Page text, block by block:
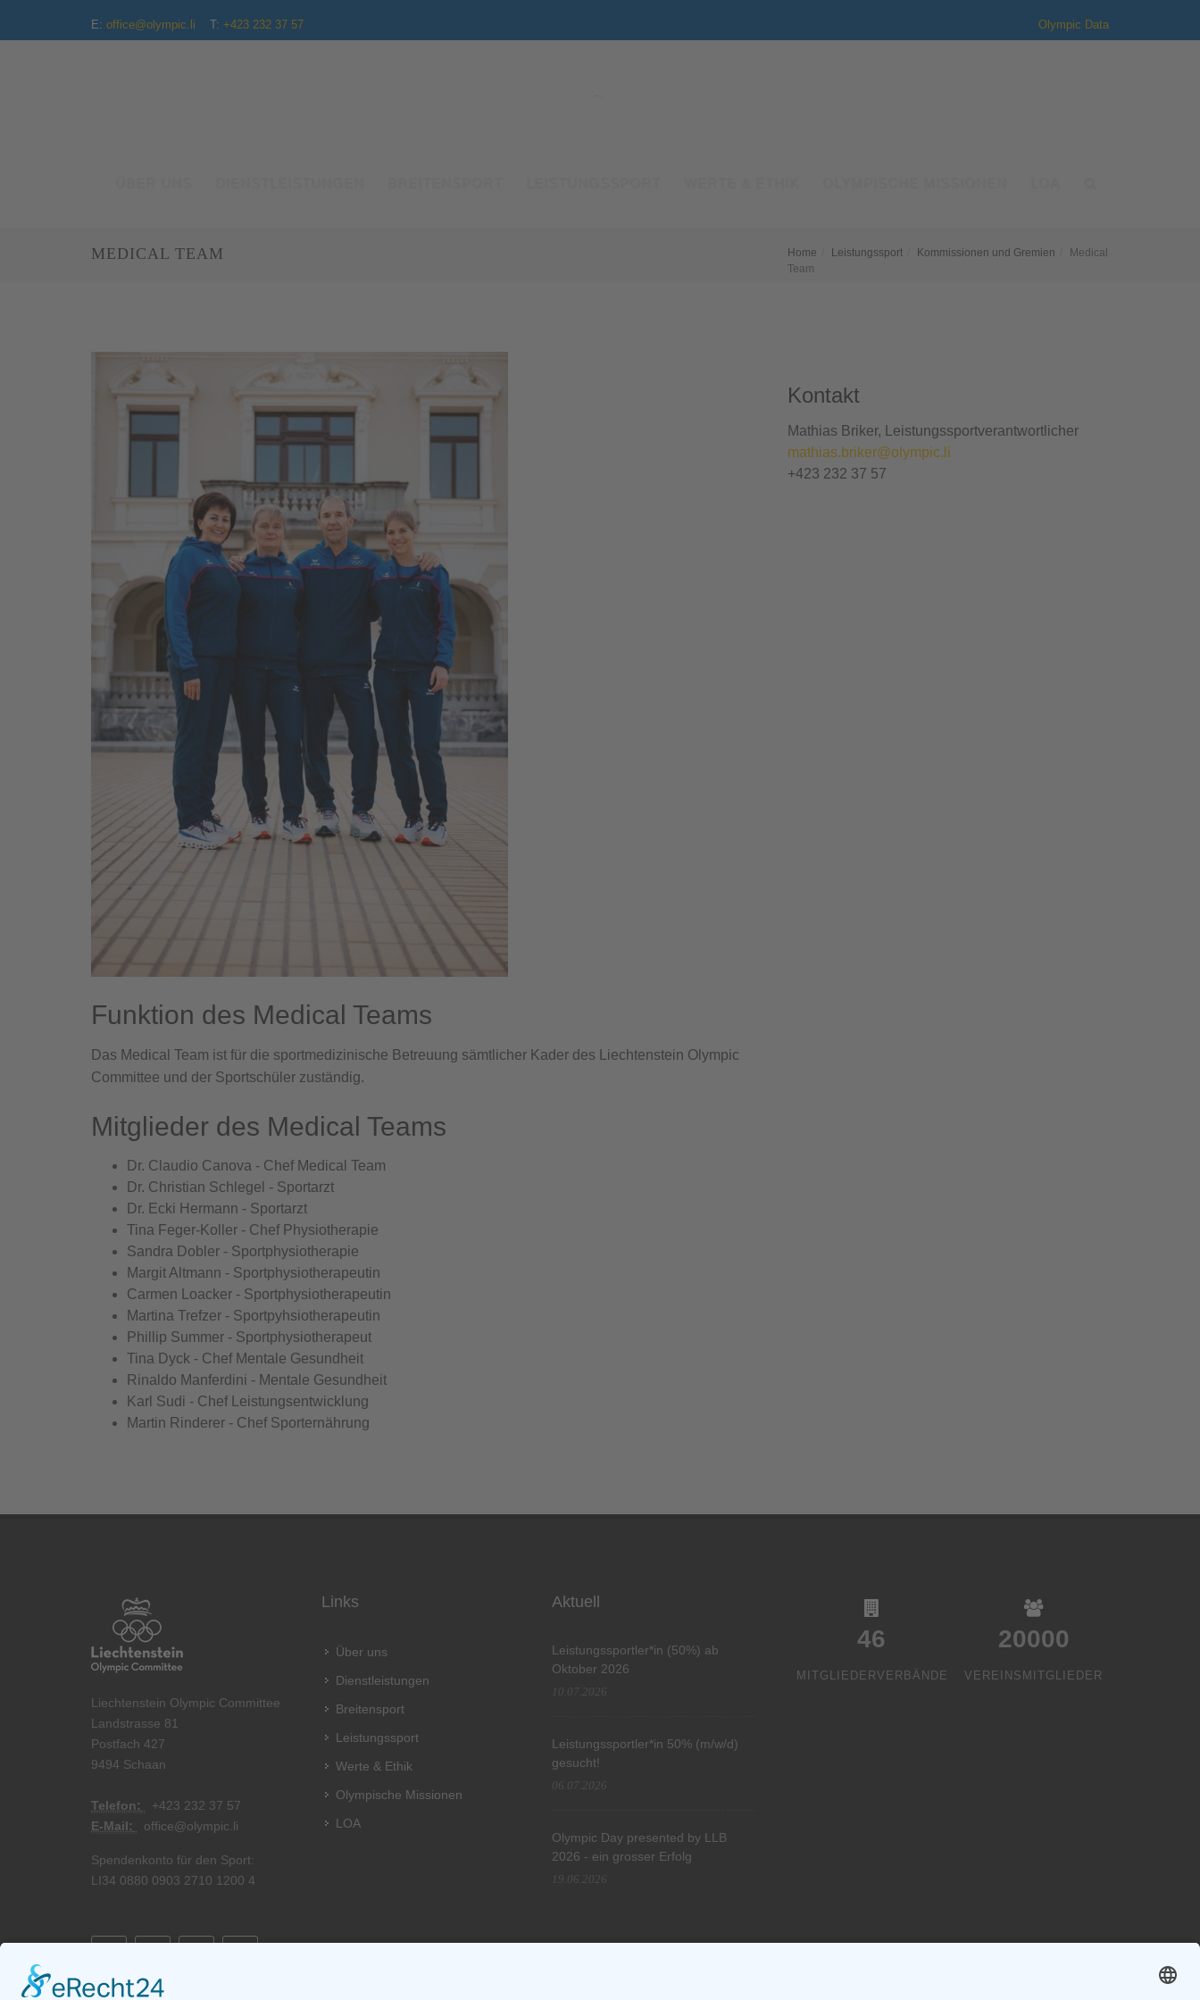
E: office@olympic.li T: +423 232 37 57 Olympic Data
MEDICAL TEAM Home Leistungssport Kommissionen und Gremien
Medical
Team
Funktion des Medical Teams
Das Medical Team ist für die sportmedizinische Betreuung sämtlicher Kader des Liechtenstein Olympic
Committee und der Sportschüler zuständig.
Mitglieder des Medical Teams
Dr. Claudio Canova - Chef Medical Team
Dr. Christian Schlegel - Sportarzt
Dr. Ecki Hermann - Sportarzt
Tina Feger-Koller - Chef Physiotherapie
Sandra Dobler - Sportphysiotherapie
Margit Altmann - Sportphysiotherapeutin
Carmen Loacker - Sportphysiotherapeutin
Martina Trefzer - Sportpyhsiotherapeutin
Phillip Summer - Sportphysiotherapeut
Tina Dyck - Chef Mentale Gesundheit
Rinaldo Manferdini - Mentale Gesundheit
Karl Sudi - Chef Leistungsentwicklung
Martin Rinderer - Chef Sporternährung
Kontakt
Mathias Briker, Leistungssportverantwortlicher
mathias.briker@olympic.li
+423 232 37 57
Liechtenstein Olympic Committee
Landstrasse 81
Postfach 427
9494 Schaan
Telefon: +423 232 37 57
E-Mail:
office@olympic.li
Spendenkonto für den Sport:
LI34 0880 0903 2710 1200 4
Links
Über uns
Dienstleistungen
Breitensport
Leistungssport
Werte & Ethik
Olympische Missionen
LOA
Aktuell
Leistungssportler*in (50%) ab
Oktober 2026
10.07.2026
Leistungssportler*in 50% (m/w/d)
gesucht!
06.07.2026
Olympic Day presented by LLB
2026 - ein grosser Erfolg
19.06.2026
46
MITGLIEDERVERBÄNDE
20000
VEREINSMITGLIEDER